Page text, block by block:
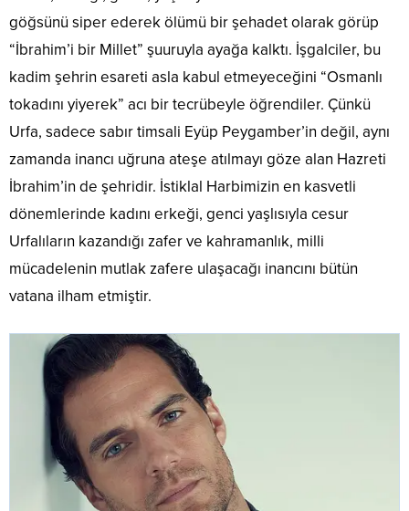
göğsünü siper ederek ölümü bir şehadet olarak görüp
“İbrahim’i bir Millet” şuuruyla ayağa kalktı. İşgalciler, bu
kadim şehrin esareti asla kabul etmeyeceğini “Osmanlı
tokadını yiyerek” acı bir tecrübeyle öğrendiler. Çünkü
Urfa, sadece sabır timsali Eyüp Peygamber’in değil, aynı
zamanda inancı uğruna ateşe atılmayı göze alan Hazreti
İbrahim’in de şehridir. İstiklal Harbimizin en kasvetli
dönemlerinde kadını erkeği, genci yaşlısıyla cesur
Urfalıların kazandığı zafer ve kahramanlık, milli
mücadelenin mutlak zafere ulaşacağı inancını bütün
vatana ilham etmiştir.